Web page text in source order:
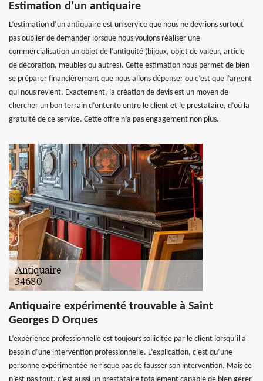
Estimation d’un antiquaire
L’estimation d’un antiquaire est un service que nous ne devrions surtout
pas oublier de demander lorsque nous voulons réaliser une
commercialisation un objet de l’antiquité (bijoux, objet de valeur, article
de décoration, meubles ou autres). Cette estimation nous permet de bien
se préparer financièrement que nous allons dépenser ou c’est que l’argent
qui nous revient. Exactement, la création de devis est un moyen de
chercher un bon terrain d’entente entre le client et le prestataire, d’où la
gratuité de ce service. Cette offre n’a pas engagement non plus.
Antiquaire expérimenté trouvable à Saint
Georges D Orques
L’expérience professionnelle est toujours sollicitée par le client lorsqu’il a
besoin d’une intervention professionnelle. L’explication, c’est qu’une
personne expérimentée ne risque pas de fausser son intervention. Mais ce